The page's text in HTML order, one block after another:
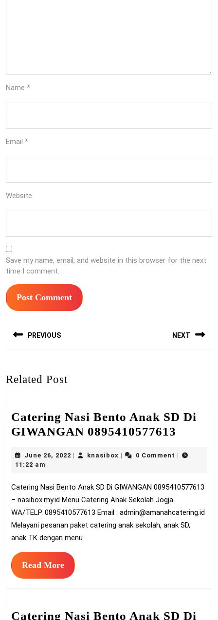
Name *
Email *
Website
Save my name, email, and website in this browser for the next
time I comment.
navigation
PREVIOUS NEXT
Related Post
Catering Nasi Bento Anak SD Di
GIWANGAN 0895410577613
Bento
SD
June 26, 2022 June knasiboxknasibox0 Comment
11:22 am
Catering Nasi Bento Anak SD Di GIWANGAN 0895410577613
– nasibox.my.id Menu Catering Anak Sekolah Jogja
WA/TELP. 0895410577613 Email : admin@amanahcatering.id
Melayani pesanan paket catering anak sekolah, anak SD,
anak TK dengan menu
Read MoreRead
More
Catering Nasi Bento Anak SD Di